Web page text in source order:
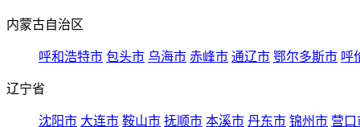
内蒙古自治区
呼和浩特市 包头市 乌海市 赤峰市 通辽市 鄂尔多斯市 呼
辽宁省
沈阳市 大连市 鞍山市 抚顺市 本溪市 丹东市 锦州市 营口